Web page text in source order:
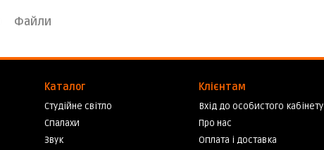
Файли
Каталог
Студійне світло
Спалахи
Звук
Клієнтам
Вхід до особистого кабінету
Про нас
Оплата і доставка